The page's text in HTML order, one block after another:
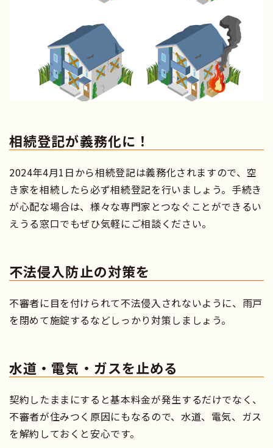
相続登記が義務化に！
2024年4月1日から相続登記は義務化されますので、空
き家を相続したら必ず相続登記を行いましょう。手続き
が心配な場合は、様々な専門家とつなぐことができるい
えうる窓口でもぜひ気軽にご相談ください。
不法侵入防止の対策を
不審者に目を付けられて不法侵入されないように、雨戸
を閉めて施錠するなどしっかり対策しましょう。
水道・電気・ガスを止める
契約したままにすると基本料金が発生するだけでなく、
不審者が住みつく原因にもなるので、水道、電気、ガス
を解約しておくと安心です。